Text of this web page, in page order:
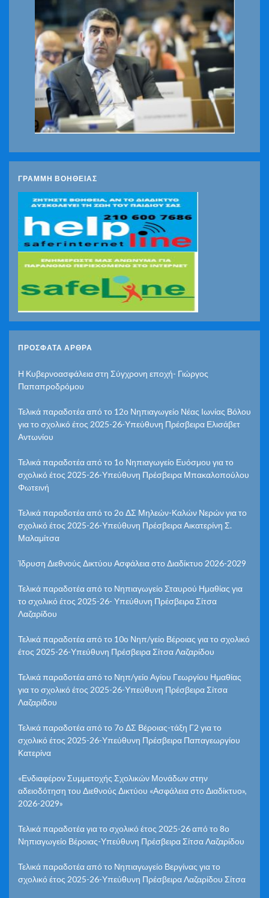
ΓΡΑΜΜΗ ΒΟΗΘΕΙΑΣ
ΠΡΌΣΦΑΤΑ ΆΡΘΡΑ
Η Κυβερνοασφάλεια στη Σύγχρονη εποχή- Γιώργος
Παπαπροδρόμου
Τελικά παραδοτέα από το 12ο Νηπιαγωγείο Νέας Ιωνίας Βόλου
για το σχολικό έτος 2025-26-Υπεύθυνη Πρέσβειρα Ελισάβετ
Αντωνίου
Τελικά παραδοτέα από το 1ο Νηπιαγωγείο Ευόσμου για το
σχολικό έτος 2025-26-Υπεύθυνη Πρέσβειρα Μπακαλοπούλου
Φωτεινή
Τελικά παραδοτέα από το 2ο ΔΣ Μηλεών-Καλών Νερών για το
σχολικό έτος 2025-26-Υπεύθυνη Πρέσβειρα Αικατερίνη Σ.
Μαλαμίτσα
Ίδρυση Διεθνούς Δικτύου Ασφάλεια στο Διαδίκτυο 2026-2029
Τελικά παραδοτέα από το Νηπιαγωγείο Σταυρού Ημαθίας για
το σχολικό έτος 2025-26- Υπεύθυνη Πρέσβειρα Σίτσα
Λαζαρίδου
Τελικά παραδοτέα από το 10ο Νηπ/γείο Βέροιας για το σχολικό
έτος 2025-26-Υπεύθυνη Πρέσβειρα Σίτσα Λαζαρίδου
Τελικά παραδοτέα από το Νηπ/γείο Αγίου Γεωργίου Ημαθίας
για το σχολικό έτος 2025-26-Υπεύθυνη Πρέσβειρα Σίτσα
Λαζαρίδου
Τελικά παραδοτέα από το 7ο ΔΣ Βέροιας-τάξη Γ2 για το
σχολικό έτος 2025-26-Υπεύθυνη Πρέσβειρα Παπαγεωργίου
Κατερίνα
«Ενδιαφέρον Συμμετοχής Σχολικών Μονάδων στην
αδειοδότηση του Διεθνούς Δικτύου «Ασφάλεια στο Διαδίκτυο»,
2026-2029»
Τελικά παραδοτέα για το σχολικό έτος 2025-26 από το 8ο
Νηπιαγωγείο Βέροιας-Υπεύθυνη Πρέσβειρα Σίτσα Λαζαρίδου
Τελικά παραδοτέα από το Νηπιαγωγείο Βεργίνας για το
σχολικό έτος 2025-26-Υπεύθυνη Πρέσβειρα Λαζαρίδου Σίτσα